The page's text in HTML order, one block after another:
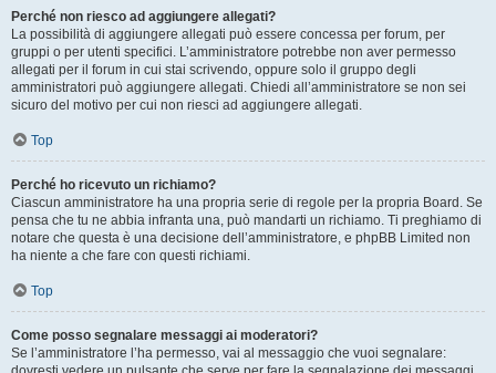
Perché non riesco ad aggiungere allegati?
La possibilità di aggiungere allegati può essere concessa per forum, per
gruppi o per utenti specifici. L’amministratore potrebbe non aver permesso
allegati per il forum in cui stai scrivendo, oppure solo il gruppo degli
amministratori può aggiungere allegati. Chiedi all’amministratore se non sei
sicuro del motivo per cui non riesci ad aggiungere allegati.
Top
Perché ho ricevuto un richiamo?
Ciascun amministratore ha una propria serie di regole per la propria Board. Se
pensa che tu ne abbia infranta una, può mandarti un richiamo. Ti preghiamo di
notare che questa è una decisione dell’amministratore, e phpBB Limited non
ha niente a che fare con questi richiami.
Top
Come posso segnalare messaggi ai moderatori?
Se l’amministratore l’ha permesso, vai al messaggio che vuoi segnalare: